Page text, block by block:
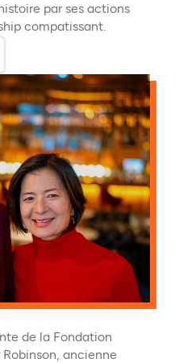
par ses actions
compatissant.
dans un nouvel onglet)
de la Fondation
ancienne